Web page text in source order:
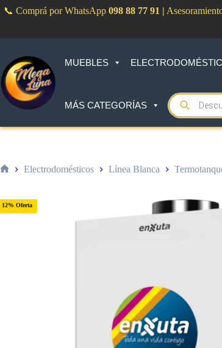
📞 Comprá por WhatsApp 098 88 77 91 |
MUEBLES
MÁS CATEGORÍAS
Products
search
Electrodomésticos Línea Blanca
12% Oferta